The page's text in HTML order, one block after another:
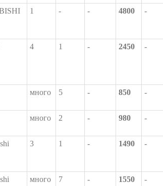
1 - - 4800 -
4 1 - 2450 -
много 5 - 850 -
много 2 - 980 -
3 1 - 1490 -
много 7 - 1550 -